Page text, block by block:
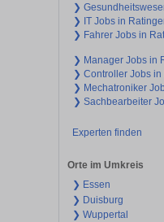
❯
❯ IT Jobs in
❯ Fahrer Jobs in
❯ Manager Jobs in
❯ Controller Jobs in
❯ Mechatroniker
❯ Sachbearbeiter
Experten finden
Orte im Umkreis
❯ Essen
❯ Duisburg
❯ Wuppertal